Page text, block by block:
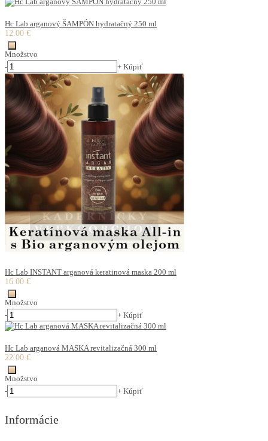
Hc Lab arganový ŠAMPÓN hydratačný 250 ml
12.00 €
Množstvo
-
+ Kúpiť
Hc Lab INSTANT arganová keratinová maska 200 ml
16.00 €
Množstvo
-
+ Kúpiť
Hc Lab arganová MASKA revitalizačná 300 ml
22.00 €
Množstvo
-
+ Kúpiť
Informácie